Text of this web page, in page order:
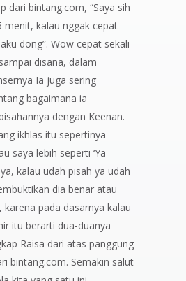
dari bintang.com, “Saya sih
menit, kalau nggak cepat
dong”. Wow cepat sekali
disana, dalam
Ia juga sering
bagaimana ia
dengan Keenan.
ikhlas itu sepertinya
saya lebih seperti ‘Ya
kalau udah pisah ya udah
dia benar atau
karena pada dasarnya kalau
itu berarti dua-duanya
Raisa dari atas panggung
bintang.com. Semakin salut